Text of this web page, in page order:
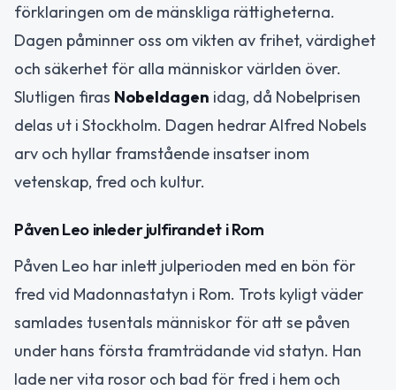
förklaringen om de mänskliga rättigheterna.
Dagen påminner oss om vikten av frihet, värdighet
och säkerhet för alla människor världen över.
Slutligen firas Nobeldagen idag, då Nobelprisen
delas ut i Stockholm. Dagen hedrar Alfred Nobels
arv och hyllar framstående insatser inom
vetenskap, fred och kultur.
Påven Leo inleder julfirandet i Rom
Påven Leo har inlett julperioden med en bön för
fred vid Madonnastatyn i Rom. Trots kyligt väder
samlades tusentals människor för att se påven
under hans första framträdande vid statyn. Han
lade ner vita rosor och bad för fred i hem och